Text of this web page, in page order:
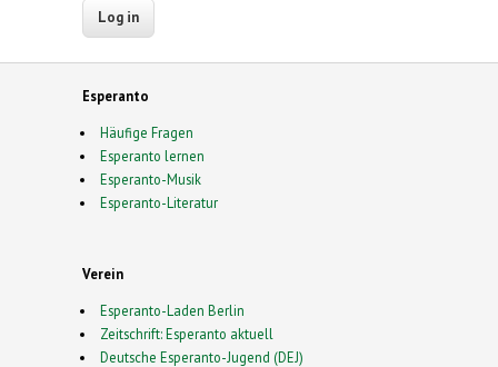
Esperanto
Häufige Fragen
Esperanto lernen
Esperanto-Musik
Esperanto-Literatur
Verein
Esperanto-Laden Berlin
Zeitschrift: Esperanto aktuell
Deutsche Esperanto-Jugend (DEJ)